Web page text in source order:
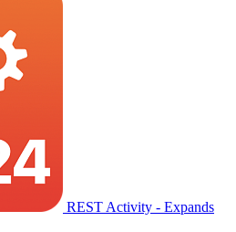
REST Activity - Expands